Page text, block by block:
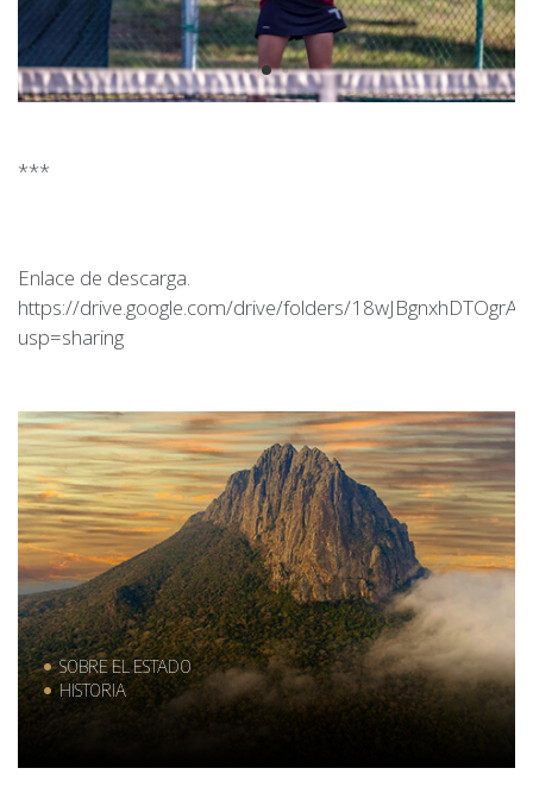
***
Enlace de descarga.
https://drive.google.com/drive/folders/
usp=sharing
SOBRE EL ESTADO
HISTORIA